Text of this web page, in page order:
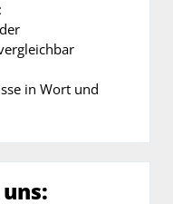
in Wort und